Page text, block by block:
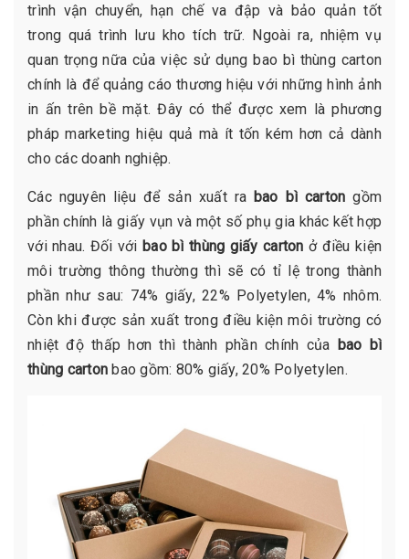
trình vận chuyển, hạn chế va đập và bảo quản tốt
trong quá trình lưu kho tích trữ. Ngoài ra, nhiệm vụ
quan trọng nữa của việc sử dụng bao bì thùng carton
chính là để quảng cáo thương hiệu với những hình ảnh
in ấn trên bề mặt. Đây có thể được xem là phương
pháp marketing hiệu quả mà ít tốn kém hơn cả dành
cho các doanh nghiệp.
Các nguyên liệu để sản xuất ra bao bì carton gồm
phần chính là giấy vụn và một số phụ gia khác kết hợp
với nhau. Đối với bao bì thùng giấy carton ở điều kiện
môi trường thông thường thì sẽ có tỉ lệ trong thành
phần như sau: 74% giấy, 22% Polyetylen, 4% nhôm.
Còn khi được sản xuất trong điều kiện môi trường có
nhiệt độ thấp hơn thì thành phần chính của bao bì
thùng carton bao gồm: 80% giấy, 20% Polyetylen.